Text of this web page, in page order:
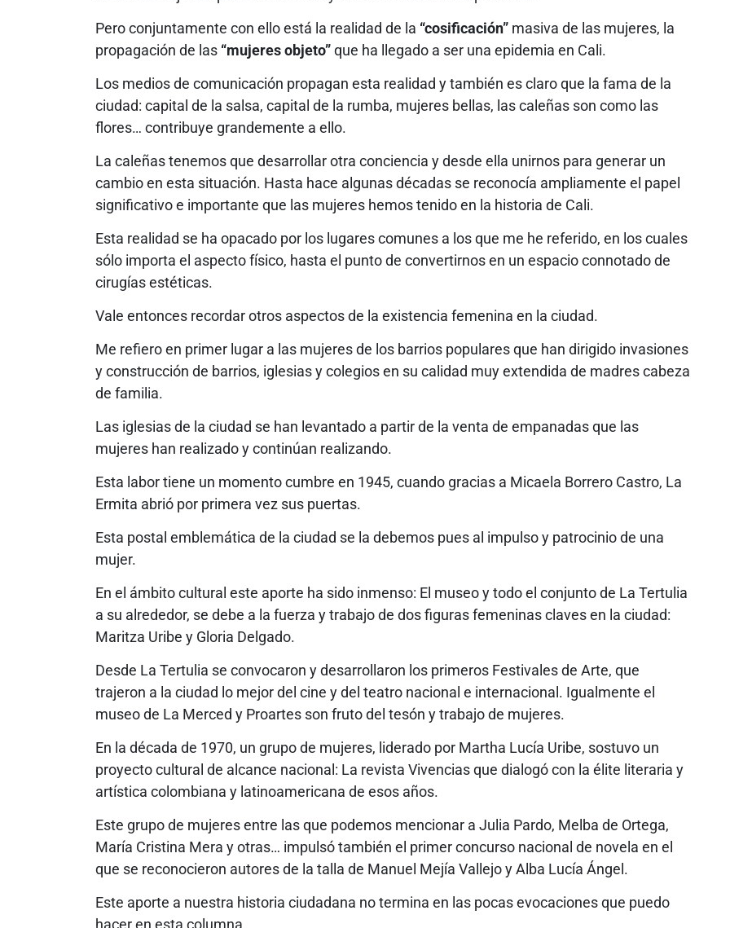
Pero conjuntamente con ello está la realidad de la “cosificación” masiva de las mujeres, la
propagación de las “mujeres objeto”que ha llegado a ser una epidemia en Cali.
Los medios de comunicación propagan esta realidad y también es claro que la fama de la
ciudad: capital de la salsa, capital de la rumba, mujeres bellas, las caleñas son como las
flores… contribuye grandemente a ello.
La caleñas tenemos que desarrollar otra conciencia y desde ella unirnos para generar un
cambio en esta situación. Hasta hace algunas décadas se reconocía ampliamente el papel
significativo e importante que las mujeres hemos tenido en la historia de Cali.
Esta realidad se ha opacado por los lugares comunes a los que me he referido, en los cuales
sólo importa el aspecto físico, hasta el punto de convertirnos en un espacio connotado de
cirugías estéticas.
Vale entonces recordar otros aspectos de la existencia femenina en la ciudad.
Me refiero en primer lugar a las mujeres de los barrios populares que han dirigido invasiones
y construcción de barrios, iglesias y colegios en su calidad muy extendida de madres cabeza
de familia.
Las iglesias de la ciudad se han levantado a partir de la venta de empanadas que las
mujeres han realizado y continúan realizando.
Esta labor tiene un momento cumbre en 1945, cuando gracias a Micaela Borrero Castro, La
Ermita abrió por primera vez sus puertas.
Esta postal emblemática de la ciudad se la debemos pues al impulso y patrocinio de una
mujer.
En el ámbito cultural este aporte ha sido inmenso: El museo y todo el conjunto de La Tertulia
a su alrededor, se debe a la fuerza y trabajo de dos figuras femeninas claves en la ciudad:
Maritza Uribe y Gloria Delgado.
Desde La Tertulia se convocaron y desarrollaron los primeros Festivales de Arte, que
trajeron a la ciudad lo mejor del cine y del teatro nacional e internacional. Igualmente el
museo de La Merced y Proartes son fruto del tesón y trabajo de mujeres.
En la década de 1970, un grupo de mujeres, liderado por Martha Lucía Uribe, sostuvo un
proyecto cultural de alcance nacional: La revista Vivencias que dialogó con la élite literaria y
artística colombiana y latinoamericana de esos años.
Este grupo de mujeres entre las que podemos mencionar a Julia Pardo, Melba de Ortega,
María Cristina Mera y otras… impulsó también el primer concurso nacional de novela en el
que se reconocieron autores de la talla de Manuel Mejía Vallejo y Alba Lucía Ángel.
Este aporte a nuestra historia ciudadana no termina en las pocas evocaciones que puedo
hacer en esta columna.